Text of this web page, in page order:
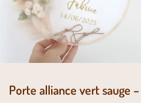
Porte alliance vert sauge –